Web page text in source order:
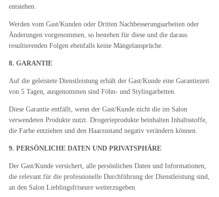
entstehen.
Werden vom Gast/Kunden oder Dritten Nachbesserungsarbeiten oder
Änderungen vorgenommen, so bestehen für diese und die daraus
resultierenden Folgen ebenfalls keine Mängelansprüche.
8. GARANTIE
Auf die geleistete Dienstleistung erhält der Gast/Kunde eine Garantiezeit
von 5 Tagen, ausgenommen sind Föhn- und Stylingarbeiten.
Diese Garantie entfällt, wenn der Gast/Kunde nicht die im Salon
verwendeten Produkte nutzt. Drogerieprodukte beinhalten Inhaltsstoffe,
die Farbe entziehen und den Haarzustand negativ verändern können.
9. PERSÖNLICHE DATEN UND PRIVATSPHÄRE
Der Gast/Kunde versichert, alle persönlichen Daten und Informationen,
die relevant für die professionelle Durchführung der Dienstleistung sind,
an den Salon Lieblingsfriseure weiterzugeben.